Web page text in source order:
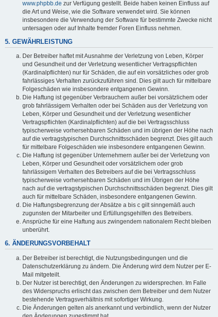
www.phpbb.de zur Verfügung gestellt. Beide haben keinen Einfluss auf
die Art und Weise, wie die Software verwendet wird. Sie können
insbesondere die Verwendung der Software für bestimmte Zwecke nicht
untersagen oder auf Inhalte fremder Foren Einfluss nehmen.
5. GEWÄHRLEISTUNG
Der Betreiber haftet mit Ausnahme der Verletzung von Leben, Körper
und Gesundheit und der Verletzung wesentlicher Vertragspflichten
(Kardinalpflichten) nur für Schäden, die auf ein vorsätzliches oder grob
fahrlässiges Verhalten zurückzuführen sind. Dies gilt auch für mittelbare
Folgeschäden wie insbesondere entgangenen Gewinn.
Die Haftung ist gegenüber Verbrauchern außer bei vorsätzlichem oder
grob fahrlässigem Verhalten oder bei Schäden aus der Verletzung von
Leben, Körper und Gesundheit und der Verletzung wesentlicher
Vertragspflichten (Kardinalpflichten) auf die bei Vertragsschluss
typischerweise vorhersehbaren Schäden und im übrigen der Höhe nach
auf die vertragstypischen Durchschnittsschäden begrenzt. Dies gilt auch
für mittelbare Folgeschäden wie insbesondere entgangenen Gewinn.
Die Haftung ist gegenüber Unternehmern außer bei der Verletzung von
Leben, Körper und Gesundheit oder vorsätzlichem oder grob
fahrlässigem Verhalten des Betreibers auf die bei Vertragsschluss
typischerweise vorhersehbaren Schäden und im Übrigen der Höhe
nach auf die vertragstypischen Durchschnittsschäden begrenzt. Dies gilt
auch für mittelbare Schäden, insbesondere entgangenen Gewinn.
Die Haftungsbegrenzung der Absätze a bis c gilt sinngemäß auch
zugunsten der Mitarbeiter und Erfüllungsgehilfen des Betreibers.
Ansprüche für eine Haftung aus zwingendem nationalem Recht bleiben
unberührt.
6. ÄNDERUNGSVORBEHALT
Der Betreiber ist berechtigt, die Nutzungsbedingungen und die
Datenschutzerklärung zu ändern. Die Änderung wird dem Nutzer per E-
Mail mitgeteilt.
Der Nutzer ist berechtigt, den Änderungen zu widersprechen. Im Falle
des Widerspruchs erlischt das zwischen dem Betreiber und dem Nutzer
bestehende Vertragsverhältnis mit sofortiger Wirkung.
Die Änderungen gelten als anerkannt und verbindlich, wenn der Nutzer